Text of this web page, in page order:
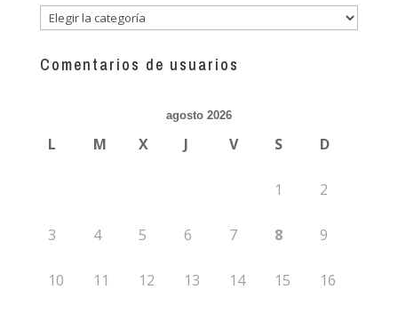
Descubre
guías
Comentarios de usuarios
agosto 2026
L M X J V S D
1 2
3 4 5 6 7 8 9
10 11 12 13 14 15 16